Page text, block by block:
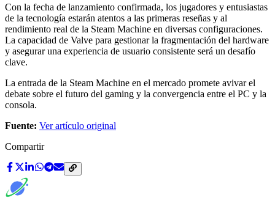
Con la fecha de lanzamiento confirmada, los jugadores y entusiastas
de la tecnología estarán atentos a las primeras reseñas y al
rendimiento real de la Steam Machine en diversas configuraciones.
La capacidad de Valve para gestionar la fragmentación del hardware
y asegurar una experiencia de usuario consistente será un desafío
clave.
La entrada de la Steam Machine en el mercado promete avivar el
debate sobre el futuro del gaming y la convergencia entre el PC y la
consola.
Fuente: Ver artículo original
Compartir